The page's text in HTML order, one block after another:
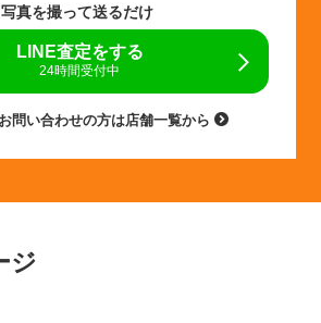
写真を撮って送るだけ
LINE査定をする
24時間受付中
問い合わせの方は店舗一覧から
ジ